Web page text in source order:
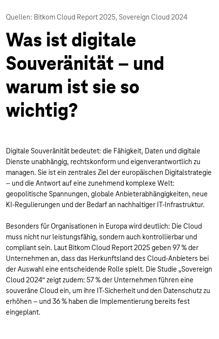
Quellen: Bitkom Cloud Report 2025, Sovereign Cloud 2024
Was ist digitale
Souveränität – und
warum ist sie so
wichtig?
Digitale Souveränität bedeutet: die Fähigkeit, Daten und digitale
Dienste unabhängig, rechtskonform und eigenverantwortlich zu
managen. Sie ist ein zentrales Ziel der europäischen Digitalstrategie
– und die Antwort auf eine zunehmend komplexe Welt:
geopolitische Spannungen, globale Anbieterabhängigkeiten, neue
KI-Regulierungen und der Bedarf an nachhaltiger IT-Infrastruktur.
Besonders für Organisationen in Europa wird deutlich: Die Cloud
muss nicht nur leistungsfähig, sondern auch kontrollierbar und
compliant sein. Laut Bitkom Cloud Report 2025 geben 97 % der
Unternehmen an, dass das Herkunftsland des Cloud-Anbieters bei
der Auswahl eine entscheidende Rolle spielt. Die Studie „Sovereign
Cloud 2024“ zeigt zudem: 57 % der Unternehmen führen eine
souveräne Cloud ein, um ihre IT-Sicherheit und den Datenschutz zu
erhöhen – und 36 % haben die Implementierung bereits fest
eingeplant.